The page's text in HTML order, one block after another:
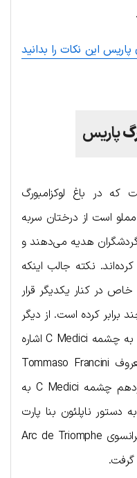
پاریس این نکات را بدانید
پاریس
در باغ لوکزامبورگ
مملو است از درختان سربه
هدیه می‌دهند و
نکته جالب اینکه
در کنار یکدیگر قرار
برابر کرده است. از دیگر
جاذبه‌های فضای سبز پارک می‌توان به چشمه C Medici اشاره
کرد. این چشمه توسط هنرمند معروف Tommaso Francini
طراحی و ساخته شد. در قرن سیزدهم چشمه C Medici به
طور کامل تخریب و در سال ۱۸۱۱ به دستور ناپلئون بنا پارت
مجددا ساخته شد. این بار معمار فرانسوی Arc de Triomphe